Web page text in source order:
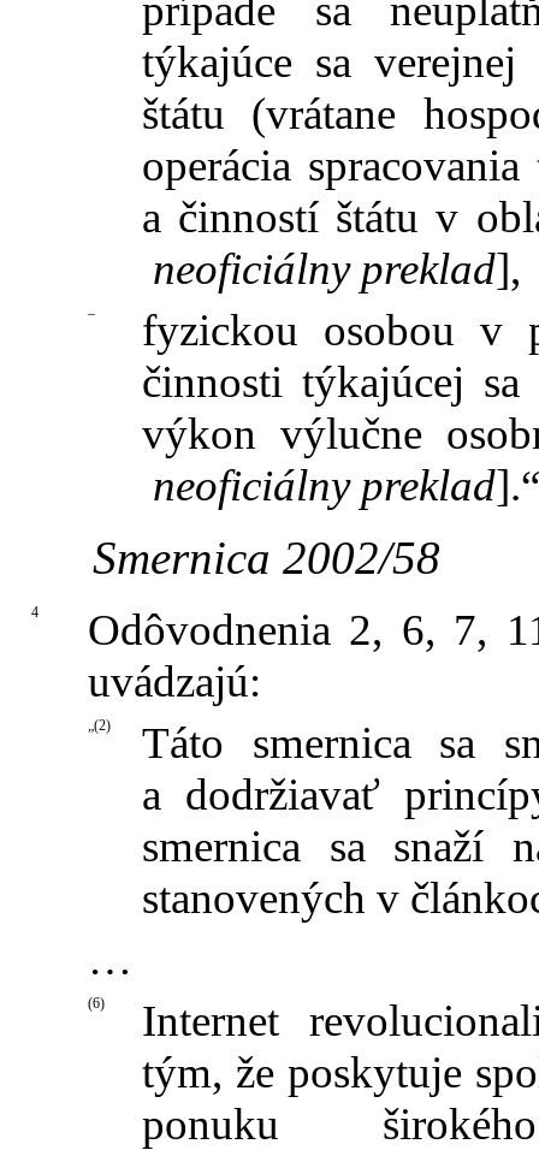
prípade sa
týkajúce sa verejnej
štátu (vrátane
operácia
a činností štátu v
neoficiálny preklad],
–
fyzickou osobou v
činnosti týkajúcej
výkon výlučne
neoficiálny preklad].“
Smernica 2002/58
4
Odôvodnenia 2, 6, 7,
uvádzajú:
„(2)
Táto smernica sa
a dodržiavať
smernica sa snaží
stanovených v
…
(6)
Internet
tým, že poskytuje
ponuku